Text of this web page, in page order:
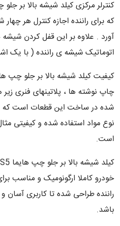
که برای راننده اجازه کنترل هر
آورد . علاوه بر این قفل کردن
اتوماتیک شیشه ی راننده ( با یک
چاپ نوشته ها ، پلاتینهای فنری
شده در ساخت این قطعات است که
نوع مواد استفاده شده و کیفیتی
است.
خودرو کاملا ارگونومیک و مناسب
راننده طراحی شده تا کاربری آسان
باشد.